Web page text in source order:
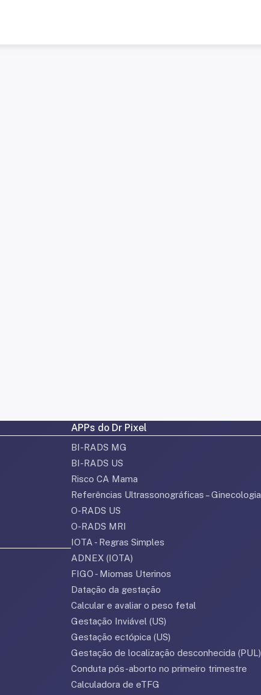
APPs do Dr Pixel
BI-RADS MG
BI-RADS US
Risco CA Mama
Referências Ultrassonográficas – Ginecologia
O-RADS US
O-RADS MRI
IOTA - Regras Simples
ADNEX (IOTA)
FIGO - Miomas Uterinos
Datação da gestação
Calcular e avaliar o peso fetal
Gestação Inviável (US)
Gestação ectópica (US)
Gestação de localização desconhecida (PUL)
Conduta pós-aborto no primeiro trimestre
Calculadora de eTFG